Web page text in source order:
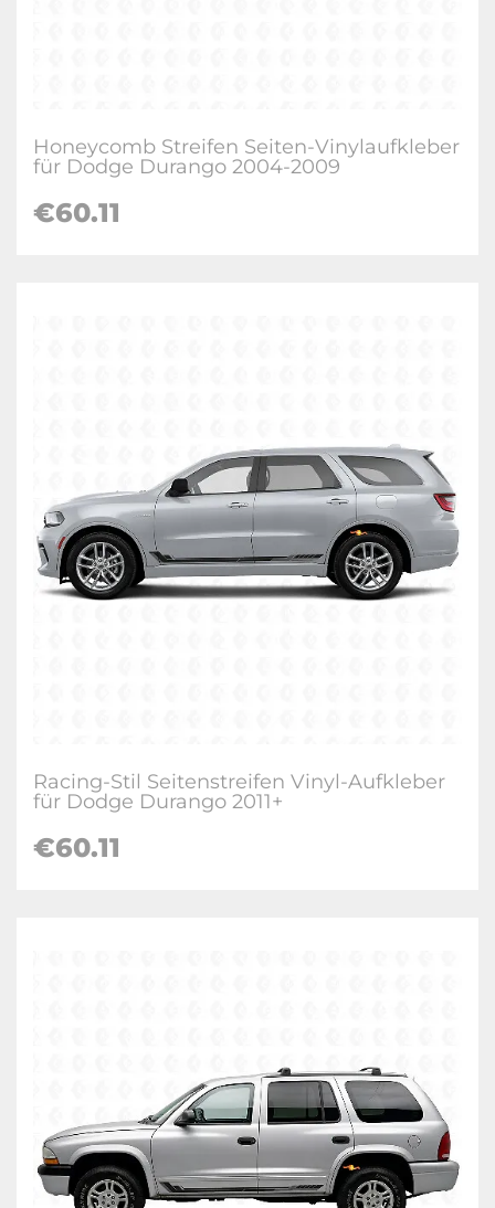
Honeycomb Streifen Seiten-Vinylaufkleber
für Dodge Durango 2004-2009
€60.11
Racing-Stil Seitenstreifen Vinyl-Aufkleber
für Dodge Durango 2011+
€60.11